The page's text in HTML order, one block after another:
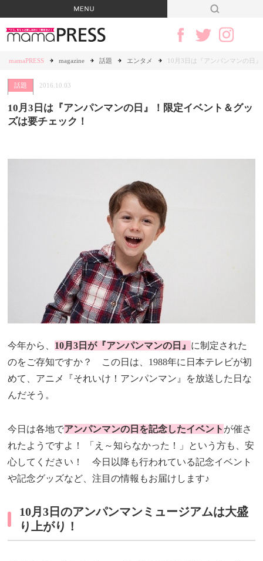
mamaPRESS magazine 話題 エンタメ 10月3日は『アンパンマンの日
話題 2016.10.03
10月3日は『アンパンマンの日』！限定イベント＆グッ
ズは要チェック！
今年から、 10月3日が『アンパンマンの日』 に制定された
のをご存知ですか？ この日は、1988年に日本テレビが初
めて、アニメ『それいけ！アンパンマン』を放送した日な
んだそう。
今日は各地でアンパンマンの日を記念したイベント が催さ
れたようですよ！ 「え～知らなかった！」という方も、安
心してください！ 今日以降も行われている記念イベント
や記念グッズなど、注目の情報もお届けします♪
10月3日のアンパンマンミュージアムは大盛
り上がり！